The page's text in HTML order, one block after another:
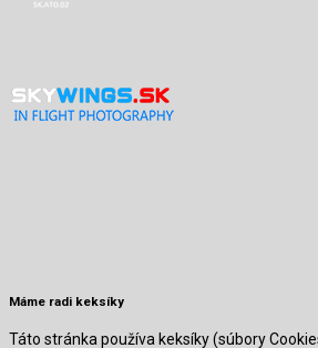
Máme radi keksíky
Táto stránka používa keksíky (súbory